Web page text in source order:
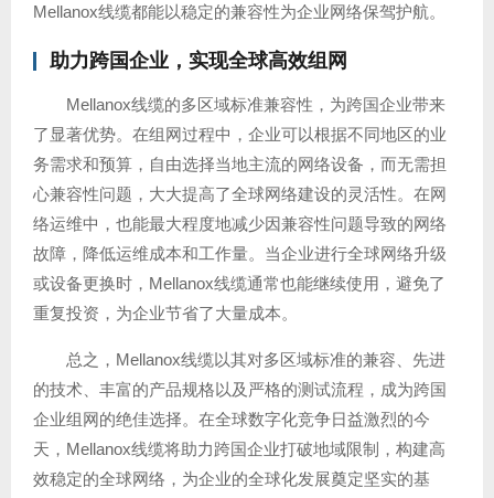
Mellanox线缆都能以稳定的兼容性为企业网络保驾护航。
助力跨国企业，实现全球高效组网
Mellanox线缆的多区域标准兼容性，为跨国企业带来
了显著优势。在组网过程中，企业可以根据不同地区的业
务需求和预算，自由选择当地主流的网络设备，而无需担
心兼容性问题，大大提高了全球网络建设的灵活性。在网
络运维中，也能最大程度地减少因兼容性问题导致的网络
故障，降低运维成本和工作量。当企业进行全球网络升级
或设备更换时，Mellanox线缆通常也能继续使用，避免了
重复投资，为企业节省了大量成本。
总之，Mellanox线缆以其对多区域标准的兼容、先进
的技术、丰富的产品规格以及严格的测试流程，成为跨国
企业组网的绝佳选择。在全球数字化竞争日益激烈的今
天，Mellanox线缆将助力跨国企业打破地域限制，构建高
效稳定的全球网络，为企业的全球化发展奠定坚实的基